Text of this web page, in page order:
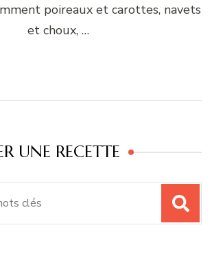
poireaux et carottes, navets
et choux, …
UNE RECETTE